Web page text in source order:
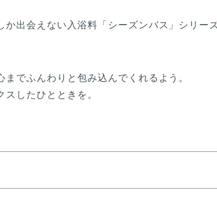
出会えない入浴料「シーズンバス」シリーズ
でふんわりと包み込んでくれるよう。
したひとときを。